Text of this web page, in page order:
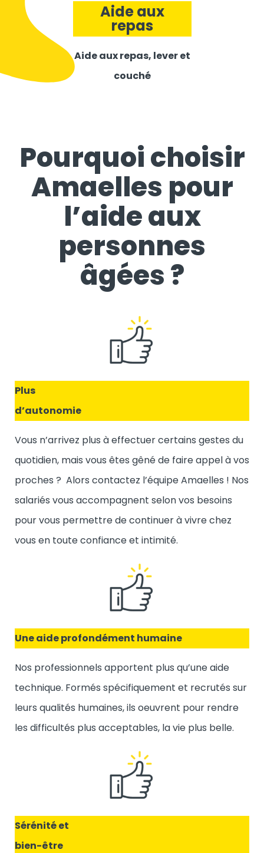
Aide aux
repas
Aide aux repas, lever et
couché
Pourquoi choisir
Amaelles pour
l’aide aux
personnes
âgées ?
Plus
d’autonomie
Vous n’arrivez plus à effectuer certains gestes du
quotidien, mais vous êtes gêné de faire appel à vos
proches ? Alors contactez l’équipe Amaelles ! Nos
salariés vous accompagnent selon vos besoins
pour vous permettre de continuer à vivre chez
vous en toute confiance et intimité.
Une aide profondément humaine
Nos professionnels apportent plus qu’une aide
technique. Formés spécifiquement et recrutés sur
leurs qualités humaines, ils oeuvrent pour rendre
les difficultés plus acceptables, la vie plus belle.
Sérénité et
bien-être